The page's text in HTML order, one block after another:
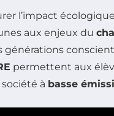
l’impact
aux enjeux du
permettent aux
à basse